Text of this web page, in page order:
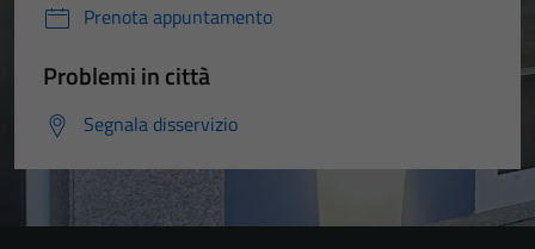
Prenota appuntamento
Problemi in città
Segnala disservizio